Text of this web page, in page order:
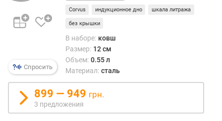
(
с
м
о
л
и
Спросить
Corvus индукционное дно шкала литража
без крышки
В наборе: ковш
Размер: 12 см
Объем: 0.55 л
Материал: сталь
899 — 949 грн.
3 предложения